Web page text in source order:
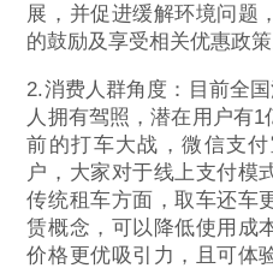
展，并促进缓解环境问题
的鼓励及享受相关优惠政策
2.消费人群角度：目前全
人拥有驾照，潜在用户有
前的打车大战，微信支
户，大家对于线上支付模
传统租车方面，取车还车
赁概念，可以降低使用成
价格更优吸引力，且可体